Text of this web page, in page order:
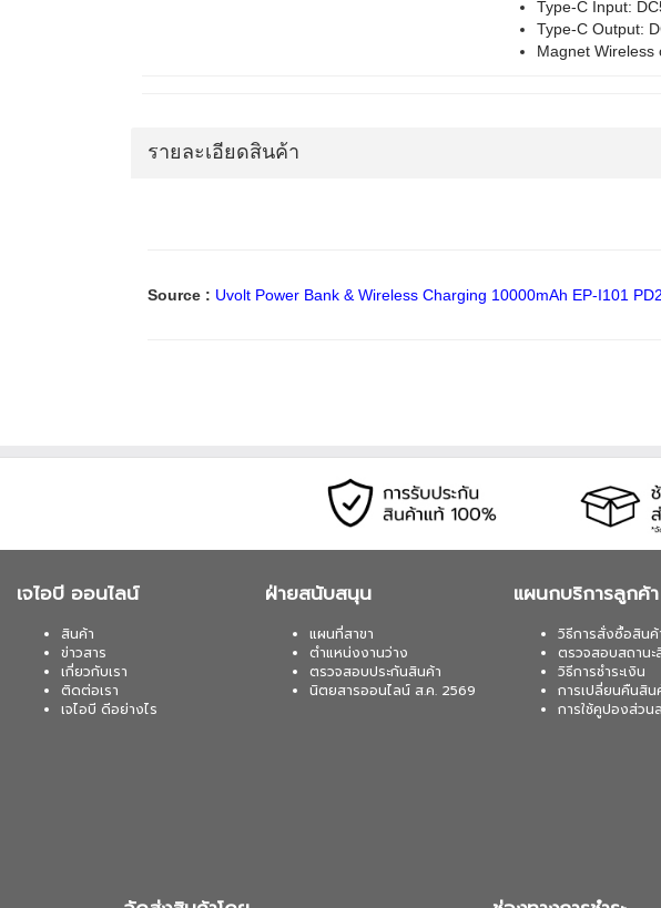
Type-C Input:
Type-C Output:
Magnet Wireless
รายละเอียดสินค้า
Source : Uvolt Power Bank & Wireless Charging 10000mAh EP-I101
เจไอบี ออนไลน์
สินค้า
ข่าวสาร
เกี่ยวกับเรา
ติดต่อเรา
เจไอบี ดีอย่างไร
ฝ่ายสนับสนุน
แผนที่สาขา
ตำแหน่งงานว่าง
ตรวจสอบประกันสินค้า
นิตยสารออนไลน์ ส.ค. 2569
แผนกบริการลูกค้า
วิธีการสั่งซื้อสินค้
ตรวจสอบสถานะ
วิธีการชำระเงิน
การเปลี่ยนคืนสิน
การใช้คูปองส่วน